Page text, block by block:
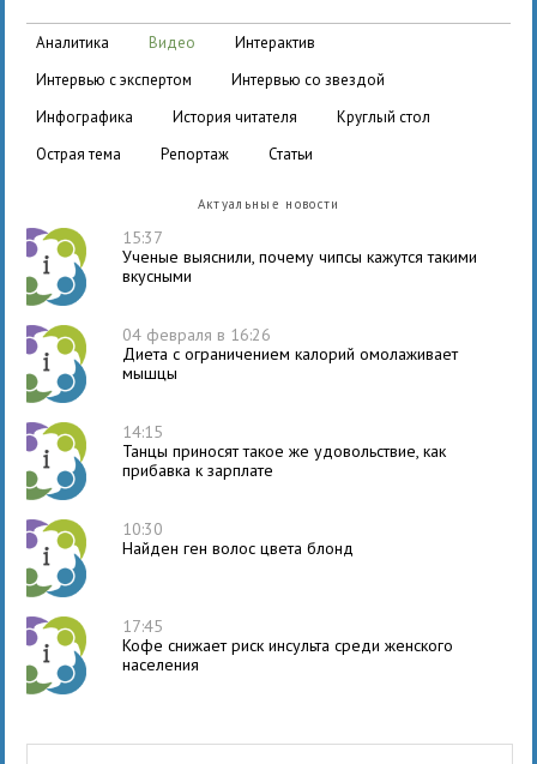
аналитика видео
интерактив
интервью с экспертом
интервью со звездой
инфографика
история читателя
круглый стол
острая тема
репортаж статьи
Актуальные новости
15:37
Ученые выяснили, почему чипсы кажутся такими
вкусными
04 февраля в 16:26
Диета с ограничением калорий омолаживает
мышцы
14:15
Танцы приносят такое же удовольствие, как
прибавка к зарплате
10:30
Найден ген волос цвета блонд
17:45
Кофе снижает риск инсульта среди женского
населения